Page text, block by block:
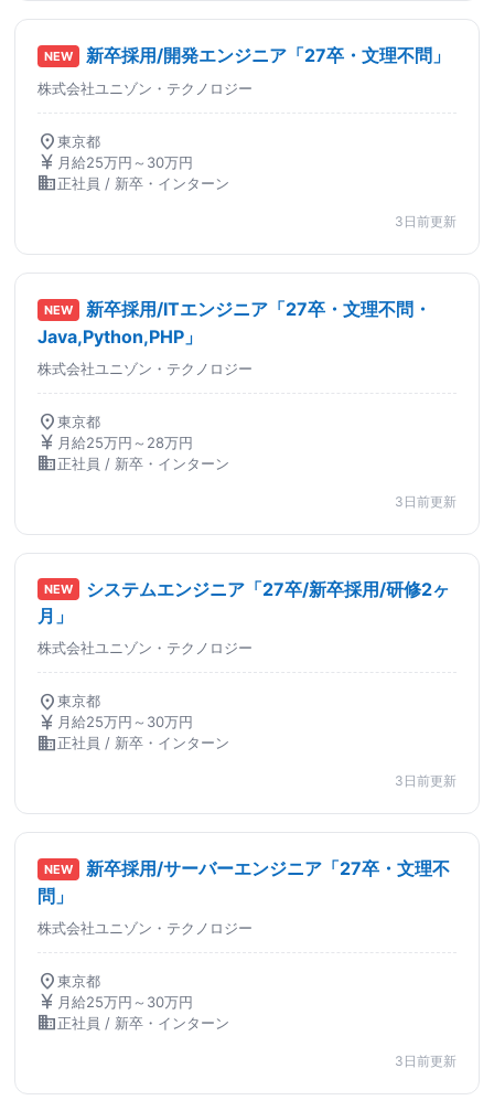
NEW 新卒採用/開発エンジニア「27卒・文理不問」
株式会社ユニゾン・テクノロジー
location_on東京都
currency_yen 月給25万円～30万円
business正社員 / 新卒・インターン
3日前更新
NEW
新卒採用/ITエンジニア「27卒・文理不問・
Java,Python,PHP」
株式会社ユニゾン・テクノロジー
location_on東京都
currency_yen 月給25万円～28万円
business正社員 / 新卒・インターン
3日前更新
NEW
システムエンジニア「27卒/新卒採用/研修2ヶ
月」
株式会社ユニゾン・テクノロジー
location_on東京都
currency_yen 月給25万円～30万円
business正社員 / 新卒・インターン
3日前更新
NEW
新卒採用/サーバーエンジニア「27卒・文理不
問」
株式会社ユニゾン・テクノロジー
location_on東京都
currency_yen 月給25万円～30万円
business正社員 / 新卒・インターン
3日前更新